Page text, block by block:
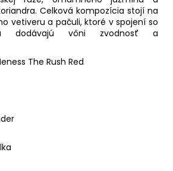
Celková kompozícia stojí na
vetiveru a pačuli, ktoré v spojení so
dodávajú vôni zvodnosť a
The Rush Red